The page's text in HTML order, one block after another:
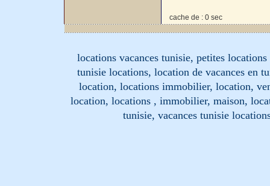
cache de : 0 sec
locations vacances tunisie, petites
tunisie locations, location de vacances en
location, locations immobilier, location,
location, locations , immobilier, maison,
tunisie, vacances tunisie